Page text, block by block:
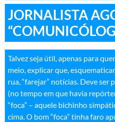
JORNALISTA
Talvez seja útil, apenas para
meio, explicar que,
rua, “farejar” notícias. Deve
(no tempo em que havia
“foca” – aquele bichinho
cima. O bom “foca” tinha faro